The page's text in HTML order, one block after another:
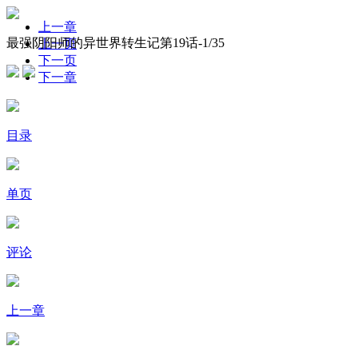
最强阴阳师的异世界转生记第19话-1/35
上一章
上一页
下一页
下一章
目录
单页
评论
上一章